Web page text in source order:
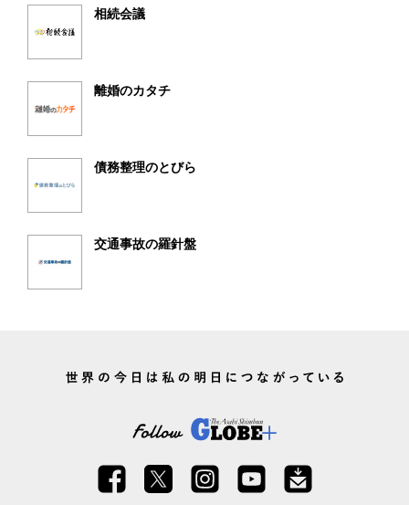
相続会議
離婚のカタチ
債務整理のとびら
交通事故の羅針盤